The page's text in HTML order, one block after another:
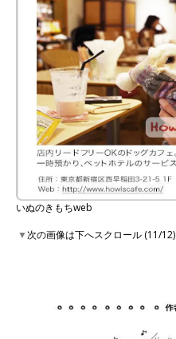
いぬのきもちweb
▼次の画像は下へスクロール (11/12)